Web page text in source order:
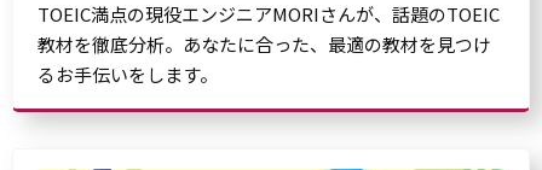
TOEIC満点の現役エンジニアMORIさんが、話題のTOEIC
教材を徹底分析。あなたに合った、最適の教材を見つけ
るお手伝いをします。